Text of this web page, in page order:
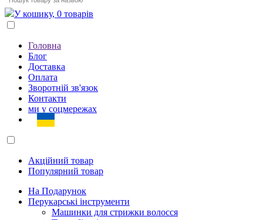
У кошику, 0 товарів
Головна
Блог
Доставка
Оплата
Зворотній зв'язок
Контакти
ми у соцмережах
Акційний товар
Популярний товар
На Подарунок
Перукарські інструменти
Машинки для стрижки волосся